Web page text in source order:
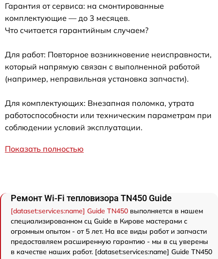
Гарантия от сервиса: на смонтированные
комплектующие — до 3 месяцев.
Что считается гарантийным случаем?
Для работ: Повторное возникновение неисправности,
который напрямую связан с выполненной работой
(например, неправильная установка запчасти).
Для комплектующих: Внезапная поломка, утрата
работоспособности или техническим параметрам при
соблюдении условий эксплуатации.
Показать полностью
Ремонт Wi-Fi тепловизора TN450 Guide
[dataset:services:name] Guide TN450 выполняется в нашем
специализированном сц Guide в Кирове мастерами с
огромным опытом - от 5 лет. На все виды работ и запчасти
предоставляем расширенную гарантию - мы в сц уверены
в качестве наших работ. [dataset:services:name] Guide TN450